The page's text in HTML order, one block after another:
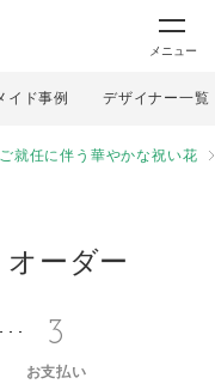
メニュー
イド事例 デザイナー一覧
ご就任に伴う華やかな祝い花
ーダー
3
お支払い